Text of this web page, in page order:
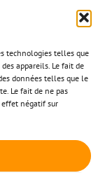
technologies telles que
appareils. Le fait de
données telles que le
Le fait de ne pas
négatif sur